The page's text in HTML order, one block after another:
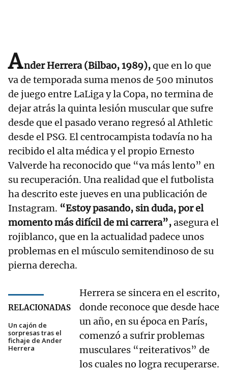
Ander Herrera (Bilbao, 1989),que en lo que
va de temporada suma menos de 500 minutos
de juego entre LaLiga y la Copa, no termina de
dejar atrás la quinta lesión muscular que sufre
desde que el pasado verano regresó al Athletic
desde el PSG. El centrocampista todavía no ha
recibido el alta médica y el propio Ernesto
Valverde ha reconocido que “va más lento” en
su recuperación. Una realidad que el futbolista
ha descrito este jueves en una publicación de
Instagram. “Estoy pasando, sin duda, por el
momento más difícil de mi carrera”,asegura el
rojiblanco, que en la actualidad padece unos
problemas en el músculo semitendinoso de su
pierna derecha.
RELACIONADAS
Un cajón de
sorpresas tras el
fichaje de Ander
Herrera
Herrera se sincera en el escrito,
donde reconoce que desde hace
un año, en su época en París,
comenzó a sufrir problemas
musculares “reiterativos” de
los cuales no logra recuperarse.